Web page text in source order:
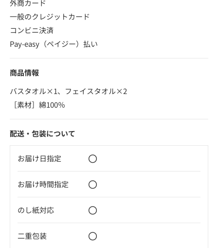
外商カード
一般のクレジットカード
コンビニ決済
Pay-easy（ペイジー）払い
商品情報
バスタオル×1、フェイスタオル×2
［素材］綿100％
配送・包装について
お届け日指定 〇
お届け時間指定 〇
のし紙対応 〇
二重包装 〇